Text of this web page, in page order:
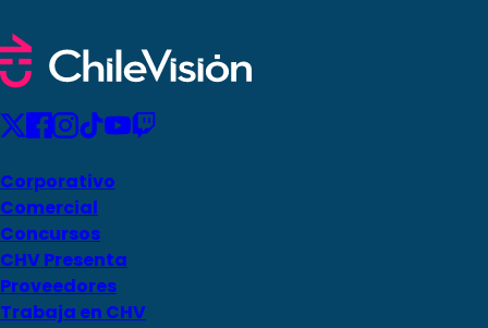
Corporativo
Comercial
Concursos
CHV Presenta
Proveedores
Trabaja en CHV